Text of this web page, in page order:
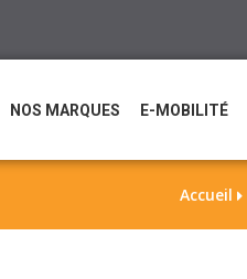
NOS MARQUES E-MOBILITÉ
Accueil 